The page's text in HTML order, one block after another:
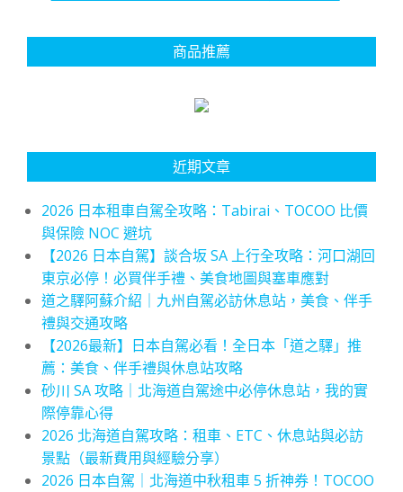
商品推薦
近期文章
2026 日本租車自駕全攻略：Tabirai、TOCOO 比價
與保險 NOC 避坑
【2026 日本自駕】談合坂 SA 上行全攻略：河口湖回
東京必停！必買伴手禮、美食地圖與塞車應對
道之驛阿蘇介紹｜九州自駕必訪休息站，美食、伴手
禮與交通攻略
【2026最新】日本自駕必看！全日本「道之驛」推
薦：美食、伴手禮與休息站攻略
砂川 SA 攻略｜北海道自駕途中必停休息站，我的實
際停靠心得
2026 北海道自駕攻略：租車、ETC、休息站與必訪
景點（最新費用與經驗分享）
2026 日本自駕｜北海道中秋租車 5 折神券！TOCOO